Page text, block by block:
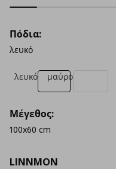
LINNMON
Πόδια:
λευκό
λευκό μαύρο
Μέγεθος:
100x60 cm